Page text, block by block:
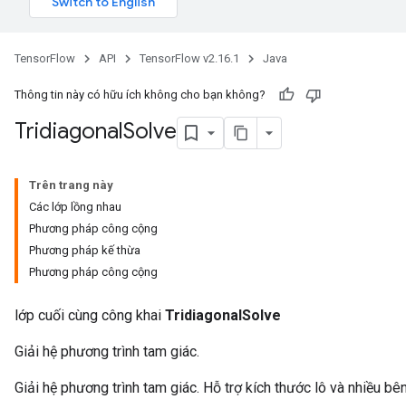
TensorFlow API TensorFlow v2.16.1 Java
Thông tin này có hữu ích không cho bạn không?
TridiagonalSolve
Trên trang này
Các lớp lồng nhau
Phương pháp công cộng
Phương pháp kế thừa
Phương pháp công cộng
lớp cuối cùng công khai TridiagonalSolve
Giải hệ phương trình tam giác.
Giải hệ phương trình tam giác. Hỗ trợ kích thước lô và nhiều